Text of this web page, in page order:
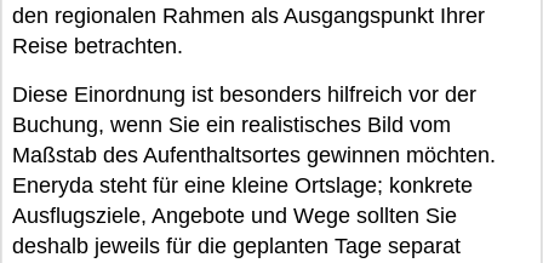
den regionalen Rahmen als Ausgangspunkt Ihrer
Reise betrachten.
Diese Einordnung ist besonders hilfreich vor der
Buchung, wenn Sie ein realistisches Bild vom
Maßstab des Aufenthaltsortes gewinnen möchten.
Eneryda steht für eine kleine Ortslage; konkrete
Ausflugsziele, Angebote und Wege sollten Sie
deshalb jeweils für die geplanten Tage separat